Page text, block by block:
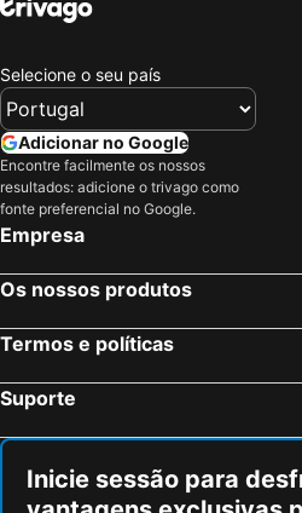
Selecione o seu país
Adicionar no Google
Encontre facilmente os nossos
resultados: adicione o trivago como
fonte preferencial no Google.
Empresa
Os nossos produtos
Termos e políticas
Suporte
Inicie sessão para